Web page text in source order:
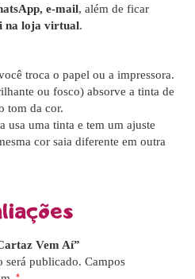
e-mail, além de ficar
na loja virtual.
troca o papel ou a impressora.
ou fosco) absorve a tinta de
tom da cor.
usa uma tinta e tem um ajuste
cor saia diferente em outra
Vem Aí”
será publicado. Campos
*